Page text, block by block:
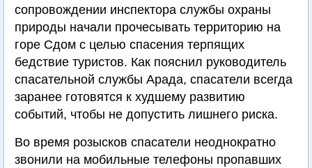
сопровождении инспектора службы охраны
природы начали прочесывать территорию на
горе Сдом с целью спасения терпящих
бедствие туристов. Как пояснил руководитель
спасательной службы Арада, спасатели всегда
заранее готовятся к худшему развитию
событий, чтобы не допустить лишнего риска.
Во время розысков спасатели неоднократно
звонили на мобильные телефоны пропавших